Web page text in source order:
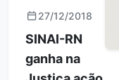
27/12/2018
SINAI-RN
ganha na